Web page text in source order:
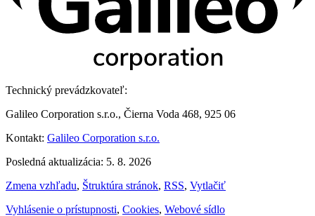
Technický prevádzkovateľ:
Galileo Corporation s.r.o., Čierna Voda 468, 925 06
Kontakt: Galileo Corporation s.r.o.
Posledná aktualizácia: 5. 8. 2026
Zmena vzhľadu, Štruktúra stránok, RSS, Vytlačiť
Vyhlásenie o prístupnosti, Cookies, Webové sídlo